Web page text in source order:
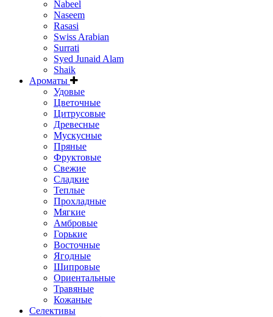
Nabeel
Naseem
Rasasi
Swiss Arabian
Surrati
Syed Junaid Alam
Shaik
Ароматы
Удовые
Цветочные
Цитрусовые
Древесные
Мускусные
Пряные
Фруктовые
Свежие
Сладкие
Теплые
Прохладные
Мягкие
Амбровые
Горькие
Восточные
Ягодные
Шипровые
Ориентальные
Травяные
Кожаные
Селективы